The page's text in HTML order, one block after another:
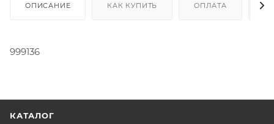
ОПИСАНИЕ КАК КУПИТЬ ОПЛАТА
999136
КАТАЛОГ